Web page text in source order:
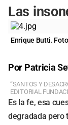
Las
Enrique Butti.
Por Patricia
“SANTOS Y
EDITORIAL
Es la fe, esa
degradada pero